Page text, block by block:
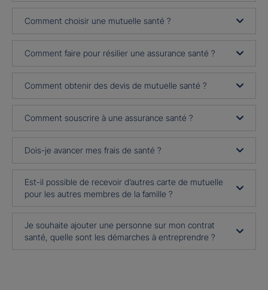
Comment choisir une mutuelle santé ?
Comment faire pour résilier une assurance santé ?
Comment obtenir des devis de mutuelle santé ?
Comment souscrire à une assurance santé ?
Dois-je avancer mes frais de santé ?
Est-il possible de recevoir d’autres carte de mutuelle
pour les autres membres de la famille ?
Je souhaite ajouter une personne sur mon contrat
santé, quelle sont les démarches à entreprendre ?